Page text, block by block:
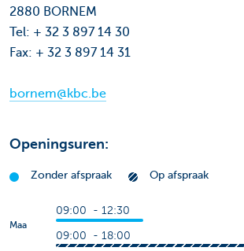
2880 BORNEM
Tel: + 32 3 897 14 30
Fax: + 32 3 897 14 31
bornem@kbc.be
Openingsuren:
Zonder afspraak Op afspraak
Maa
09:00 - 12:30
09:00 - 18:00